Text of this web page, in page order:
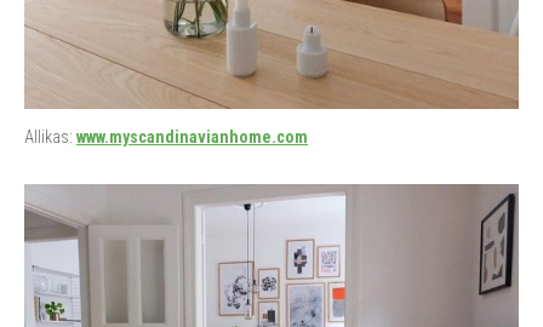
Allikas: www.myscandinavianhome.com